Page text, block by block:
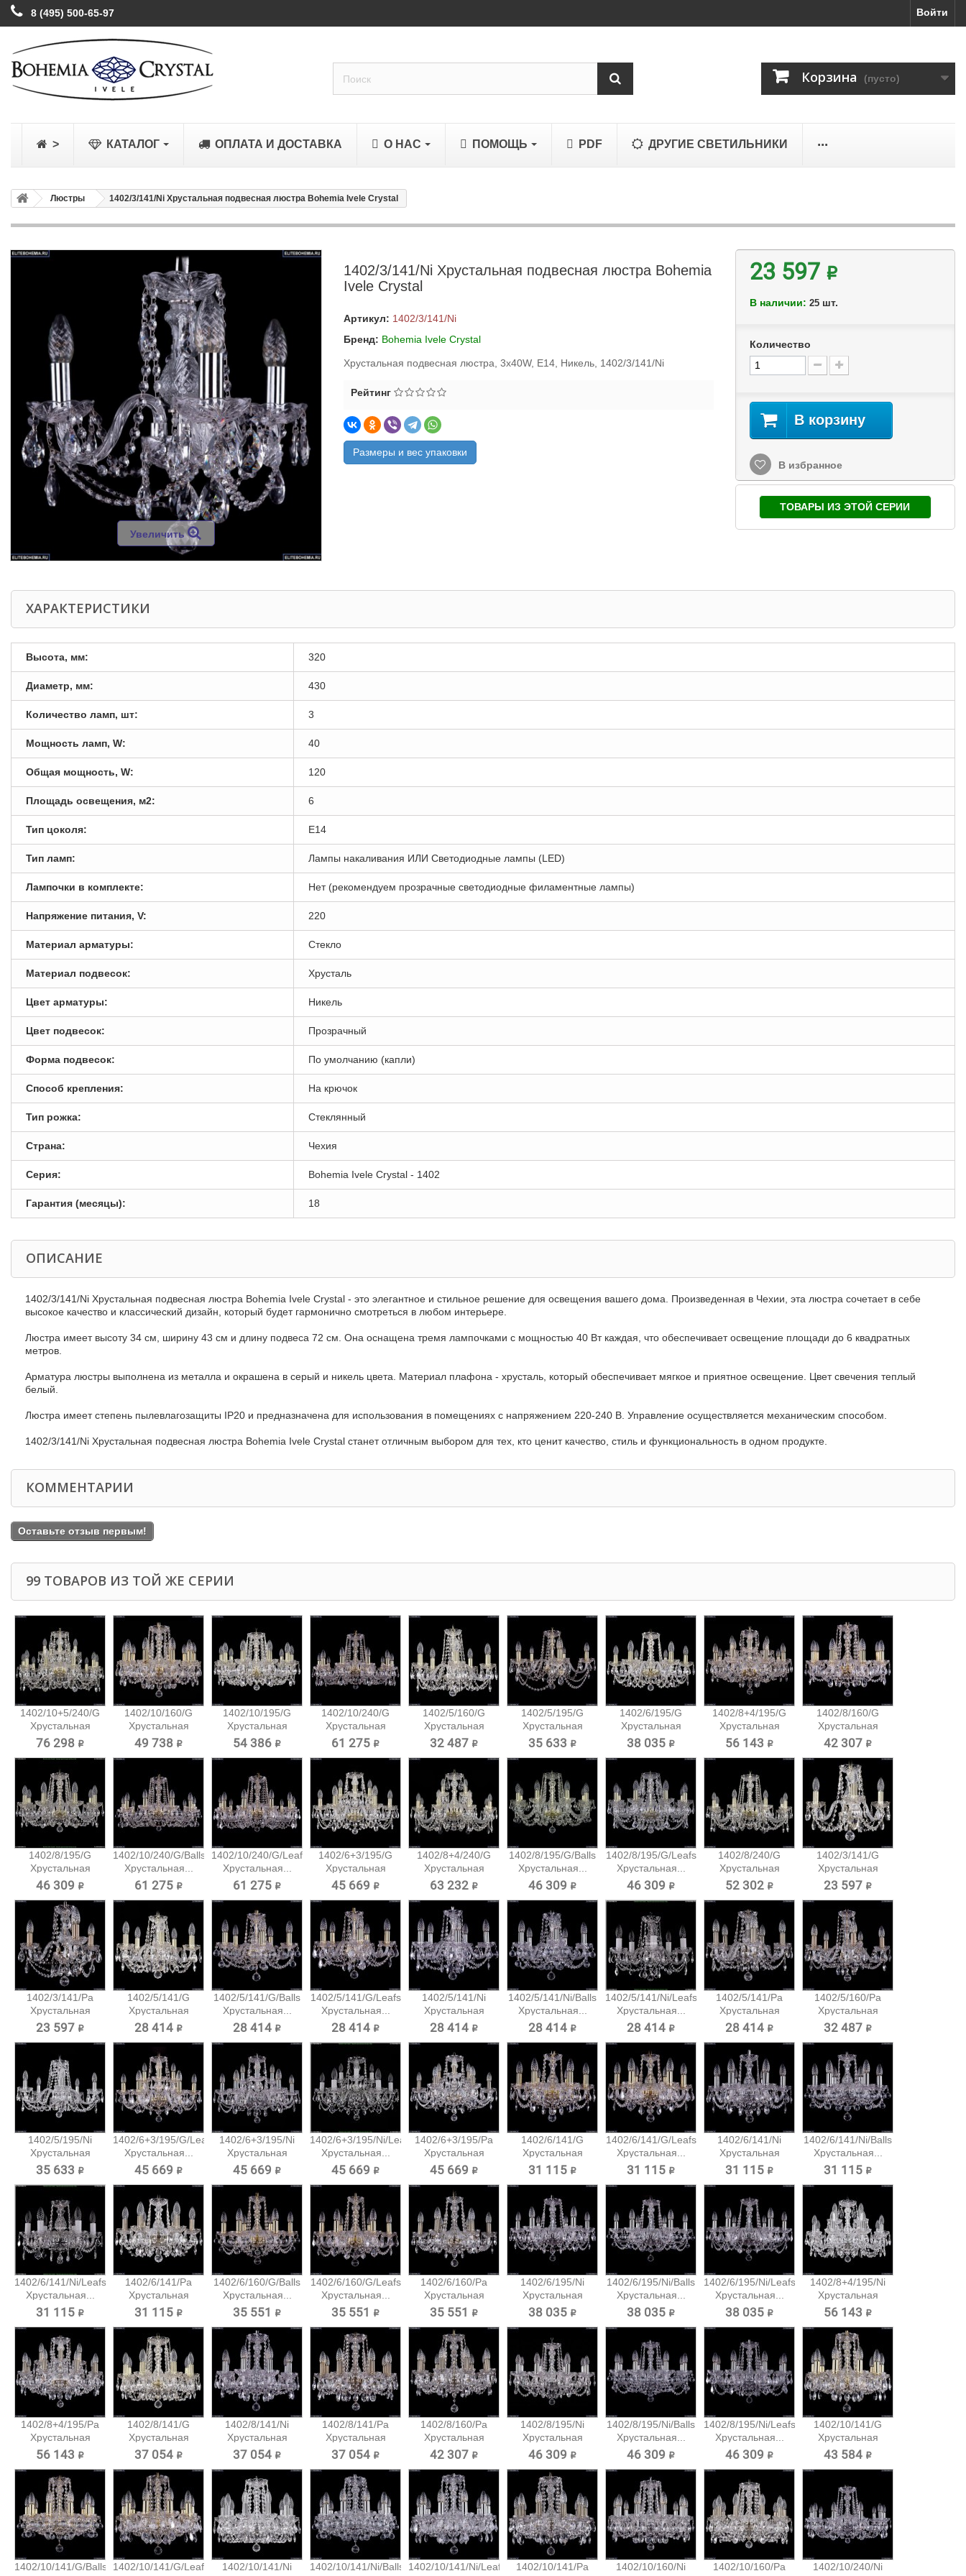
Войти
8 (495) 500-65-97
Корзина (пусто)
> КАТАЛОГ ОПЛАТА И ДОСТАВКА О НАС ПОМОЩЬ PDF ДРУГИЕ СВЕТИЛЬНИКИ ...
Люстры 1402/3/141/Ni Хрустальная подвесная люстра Bohemia Ivele Crystal
Увеличить
1402/3/141/Ni Хрустальная подвесная люстра Bohemia
Ivele Crystal
Артикул: 1402/3/141/Ni
Бренд: Bohemia Ivele Crystal
Хрустальная подвесная люстра, 3x40W, E14, Никель, 1402/3/141/Ni
Рейтинг
Размеры и вес упаковки
23 597 ₽
В наличии: 25 шт.
Количество
В корзину
В избранное
ТОВАРЫ ИЗ ЭТОЙ СЕРИИ
ХАРАКТЕРИСТИКИ
Высота, мм: 320
Диаметр, мм: 430
Количество ламп, шт: 3
Мощность ламп, W: 40
Общая мощность, W: 120
Площадь освещения, м2: 6
Тип цоколя: E14
Тип ламп: Лампы накаливания ИЛИ Светодиодные лампы (LED)
Лампочки в комплекте: Нет (рекомендуем прозрачные светодиодные филаментные лампы)
Напряжение питания, V: 220
Материал арматуры: Стекло
Материал подвесок: Хрусталь
Цвет арматуры: Никель
Цвет подвесок: Прозрачный
Форма подвесок: По умолчанию (капли)
Способ крепления: На крючок
Тип рожка: Стеклянный
Страна: Чехия
Серия: Bohemia Ivele Crystal - 1402
Гарантия (месяцы): 18
ОПИСАНИЕ
1402/3/141/Ni Хрустальная подвесная люстра Bohemia Ivele Crystal - это элегантное и стильное решение для освещения вашего дома. Произведенная в Чехии, эта люстра сочетает в себе
высокое качество и классический дизайн, который будет гармонично смотреться в любом интерьере.
Люстра имеет высоту 34 см, ширину 43 см и длину подвеса 72 см. Она оснащена тремя лампочками с мощностью 40 Вт каждая, что обеспечивает освещение площади до 6 квадратных
метров.
Арматура люстры выполнена из металла и окрашена в серый и никель цвета. Материал плафона - хрусталь, который обеспечивает мягкое и приятное освещение. Цвет свечения теплый
белый.
Люстра имеет степень пылевлагозащиты IP20 и предназначена для использования в помещениях с напряжением 220-240 В. Управление осуществляется механическим способом.
1402/3/141/Ni Хрустальная подвесная люстра Bohemia Ivele Crystal станет отличным выбором для тех, кто ценит качество, стиль и функциональность в одном продукте.
КОММЕНТАРИИ
Оставьте отзыв первым!
99 ТОВАРОВ ИЗ ТОЙ ЖЕ СЕРИИ
1402/10+5/240/G
Хрустальная
подвесная...
76 298 ₽
1402/10/160/G
Хрустальная
подвесная...
49 738 ₽
1402/10/195/G
Хрустальная
подвесная...
54 386 ₽
1402/10/240/G
Хрустальная
подвесная...
61 275 ₽
1402/5/160/G
Хрустальная
подвесная...
32 487 ₽
1402/5/195/G
Хрустальная
подвесная...
35 633 ₽
1402/6/195/G
Хрустальная
подвесная...
38 035 ₽
1402/8+4/195/G
Хрустальная
подвесная...
56 143 ₽
1402/8/160/G
Хрустальная
подвесная...
42 307 ₽
1402/8/195/G
Хрустальная
подвесная...
46 309 ₽
1402/10/240/G/Balls
Хрустальная...
61 275 ₽
1402/10/240/G/Leafs
Хрустальная...
61 275 ₽
1402/6+3/195/G
Хрустальная
подвесная...
45 669 ₽
1402/8+4/240/G
Хрустальная
подвесная...
63 232 ₽
1402/8/195/G/Balls
Хрустальная...
46 309 ₽
1402/8/195/G/Leafs
Хрустальная...
46 309 ₽
1402/8/240/G
Хрустальная
подвесная...
52 302 ₽
1402/3/141/G
Хрустальная
подвесная...
23 597 ₽
1402/3/141/Pa
Хрустальная
подвесная...
23 597 ₽
1402/5/141/G
Хрустальная
подвесная...
28 414 ₽
1402/5/141/G/Balls
Хрустальная...
28 414 ₽
1402/5/141/G/Leafs
Хрустальная...
28 414 ₽
1402/5/141/Ni
Хрустальная
подвесная...
28 414 ₽
1402/5/141/Ni/Balls
Хрустальная...
28 414 ₽
1402/5/141/Ni/Leafs
Хрустальная...
28 414 ₽
1402/5/141/Pa
Хрустальная
подвесная...
28 414 ₽
1402/5/160/Pa
Хрустальная
подвесная...
32 487 ₽
1402/5/195/Ni
Хрустальная
подвесная...
35 633 ₽
1402/6+3/195/G/Leafs
Хрустальная...
45 669 ₽
1402/6+3/195/Ni
Хрустальная
подвесная...
45 669 ₽
1402/6+3/195/Ni/Leafs
Хрустальная...
45 669 ₽
1402/6+3/195/Pa
Хрустальная
подвесная...
45 669 ₽
1402/6/141/G
Хрустальная
подвесная...
31 115 ₽
1402/6/141/G/Leafs
Хрустальная...
31 115 ₽
1402/6/141/Ni
Хрустальная
подвесная...
31 115 ₽
1402/6/141/Ni/Balls
Хрустальная...
31 115 ₽
1402/6/141/Ni/Leafs
Хрустальная...
31 115 ₽
1402/6/141/Pa
Хрустальная
подвесная...
31 115 ₽
1402/6/160/G/Balls
Хрустальная...
35 551 ₽
1402/6/160/G/Leafs
Хрустальная...
35 551 ₽
1402/6/160/Pa
Хрустальная
подвесная...
35 551 ₽
1402/6/195/Ni
Хрустальная
подвесная...
38 035 ₽
1402/6/195/Ni/Balls
Хрустальная...
38 035 ₽
1402/6/195/Ni/Leafs
Хрустальная...
38 035 ₽
1402/8+4/195/Ni
Хрустальная
подвесная...
56 143 ₽
1402/8+4/195/Pa
Хрустальная
подвесная...
56 143 ₽
1402/8/141/G
Хрустальная
подвесная...
37 054 ₽
1402/8/141/Ni
Хрустальная
подвесная...
37 054 ₽
1402/8/141/Pa
Хрустальная
подвесная...
37 054 ₽
1402/8/160/Pa
Хрустальная
подвесная...
42 307 ₽
1402/8/195/Ni
Хрустальная
подвесная...
46 309 ₽
1402/8/195/Ni/Balls
Хрустальная...
46 309 ₽
1402/8/195/Ni/Leafs
Хрустальная...
46 309 ₽
1402/10/141/G
Хрустальная
подвесная...
43 584 ₽
1402/10/141/G/Balls
1402/10/141/G/Leafs
1402/10/141/Ni
1402/10/141/Ni/Balls
1402/10/141/Ni/Leafs
1402/10/141/Pa
1402/10/160/Ni
1402/10/160/Pa
1402/10/240/Ni